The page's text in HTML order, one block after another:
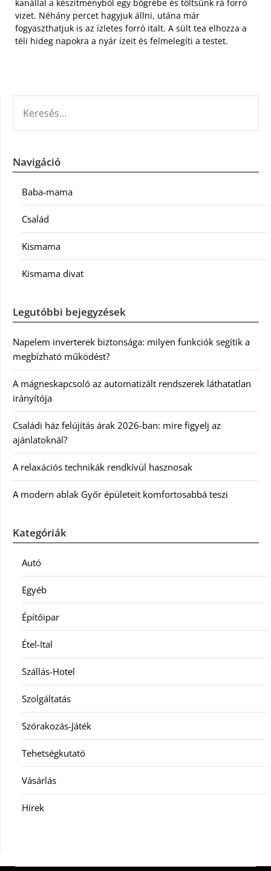
kanállal a készítményből egy bögrébe és töltsünk rá forró
vizet. Néhány percet hagyjuk állni, utána már
fogyaszthatjuk is az ízletes forró italt. A sült tea elhozza a
téli hideg napokra a nyár ízeit és felmelegíti a testet.
Navigáció
Baba-mama
Család
Kismama
Kismama divat
Legutóbbi bejegyzések
Napelem inverterek biztonsága: milyen funkciók segítik a
megbízható működést?
A mágneskapcsoló az automatizált rendszerek láthatatlan
irányítója
Családi ház felújítás árak 2026-ban: mire figyelj az
ajánlatoknál?
A relaxációs technikák rendkívül hasznosak
A modern ablak Győr épületeit komfortosabbá teszi
Kategóriák
Autó
Egyéb
Építőipar
Étel-Ital
Szállás-Hotel
Szolgáltatás
Szórakozás-Játék
Tehetségkutató
Vásárlás
Hírek